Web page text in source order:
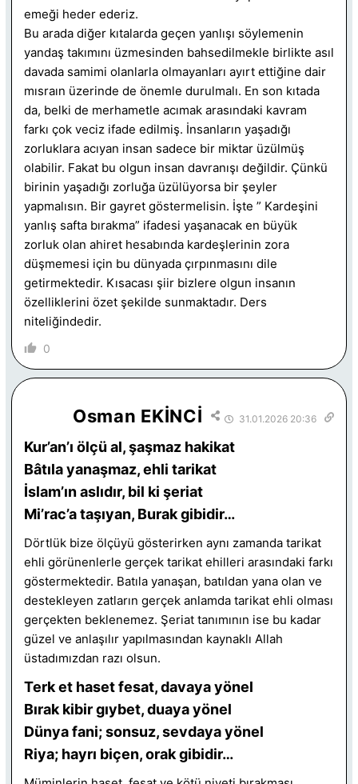
emeği heder ederiz.
Bu arada diğer kıtalarda geçen yanlışı söylemenin
yandaş takımını üzmesinden bahsedilmekle birlikte asıl
davada samimi olanlarla olmayanları ayırt ettiğine dair
mısraın üzerinde de önemle durulmalı. En son kıtada
da, belki de merhametle acımak arasındaki kavram
farkı çok veciz ifade edilmiş. İnsanların yaşadığı
zorluklara acıyan insan sadece bir miktar üzülmüş
olabilir. Fakat bu olgun insan davranışı değildir. Çünkü
birinin yaşadığı zorluğa üzülüyorsa bir şeyler
yapmalısın. Bir gayret göstermelisin. İşte ” Kardeşini
yanlış safta bırakma” ifadesi yaşanacak en büyük
zorluk olan ahiret hesabında kardeşlerinin zora
düşmemesi için bu dünyada çırpınmasını dile
getirmektedir. Kısacası şiir bizlere olgun insanın
özelliklerini özet şekilde sunmaktadır. Ders
niteliğindedir.
0
Osman EKİNCİ 31.01.2026 20:36
Kur’an’ı ölçü al, şaşmaz hakikat
Bâtıla yanaşmaz, ehli tarikat
İslam’ın aslıdır, bil ki şeriat
Mi’rac’a taşıyan, Burak gibidir…
Dörtlük bize ölçüyü gösterirken aynı zamanda tarikat
ehli görünenlerle gerçek tarikat ehilleri arasındaki farkı
göstermektedir. Batıla yanaşan, batıldan yana olan ve
destekleyen zatların gerçek anlamda tarikat ehli olması
gerçekten beklenemez. Şeriat tanımının ise bu kadar
güzel ve anlaşılır yapılmasından kaynaklı Allah
üstadımızdan razı olsun.
Terk et haset fesat, davaya yönel
Bırak kibir gıybet, duaya yönel
Dünya fani; sonsuz, sevdaya yönel
Riya; hayrı biçen, orak gibidir…